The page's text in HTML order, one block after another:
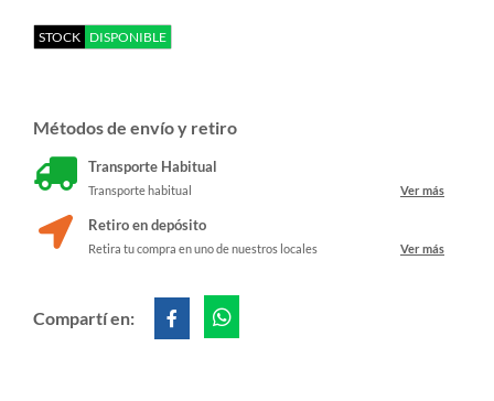
STOCK DISPONIBLE
Métodos de envío y retiro
Transporte Habitual
Transporte habitual Ver más
Retiro en depósito
Retira tu compra en uno de nuestros locales Ver más
Compartí en: